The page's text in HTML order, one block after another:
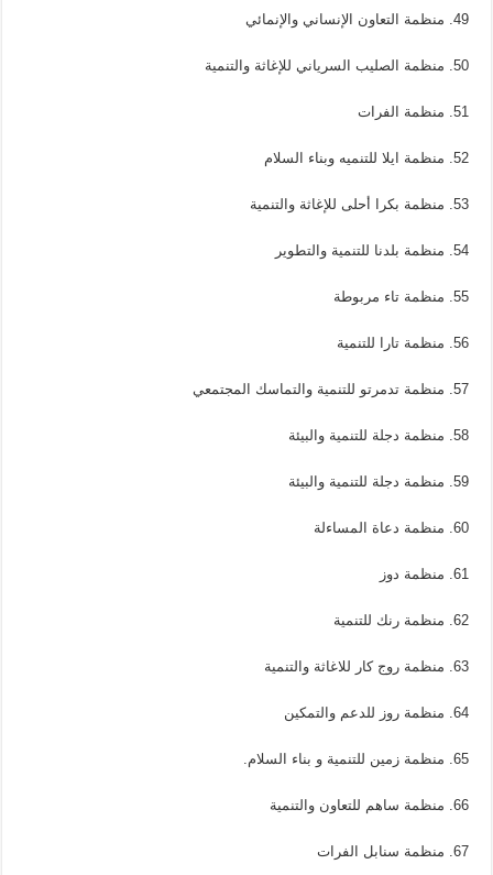
49. منظمة التعاون الإنساني والإنمائي
50. منظمة الصليب السرياني للإغاثة والتنمية
51. منظمة الفرات
52. منظمة ايلا للتنميه وبناء السلام
53. منظمة بكرا أحلى للإغاثة والتنمية
54. منظمة بلدنا للتنمية والتطوير
55. منظمة تاء مربوطة
56. منظمة تارا للتنمية
57. منظمة تدمرتو للتنمية والتماسك المجتمعي
58. منظمة دجلة للتنمية والبيئة
59. منظمة دجلة للتنمية والبيئة
60. منظمة دعاة المساءلة
61. منظمة دوز
62. منظمة رنك للتنمية
63. منظمة روج كار للاغاثة والتنمية
64. منظمة روز للدعم والتمكين
65. منظمة زمين للتنمية و بناء السلام.
66. منظمة ساهم للتعاون والتنمية
67. منظمة سنابل الفرات